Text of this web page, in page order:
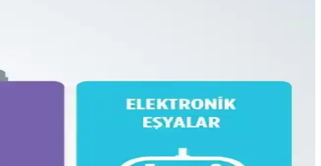
eşyalar düzenli şekilde taşınabilir.
manevi değeri yüksek bir seçenek sunar.
üzerine kapsamlı bilgiler sunulmaktadır.